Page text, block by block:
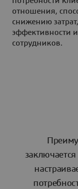
отношения,
снижению
эффективности
сотрудников.